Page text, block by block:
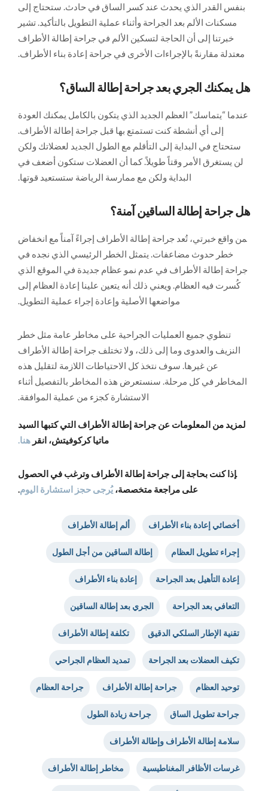
بنفس القدر الذي يحدث عند كسر الساق في حادث. ستحتاج إلى
مسكنات الألم بعد الجراحة وأثناء عملية التطويل بالتأكيد. تشير
خبرتنا إلى أن الحاجة لتسكين الألم في جراحة إطالة الأطراف
معتدلة مقارنةً بالإجراءات الأخرى في جراحة إعادة بناء الأطراف.
هل يمكنك الجري بعد جراحة إطالة الساق؟
عندما “يتماسك” العظم الجديد الذي يتكون بالكامل يمكنك العودة
إلى أي أنشطة كنت تستمتع بها قبل جراحة إطالة الأطراف.
ستحتاج في البداية إلى التأقلم مع الطول الجديد لعضلاتك ولكن
لن يستغرق الأمر وقتاً طويلاً. كما أن العضلات ستكون أضعف في
البداية ولكن مع ممارسة الرياضة ستستعيد قوتها.
هل جراحة إطالة الساقين آمنة؟
‍من واقع خبرتي، تُعد جراحة إطالة الأطراف إجراءً آمناً مع انخفاض
خطر حدوث مضاعفات. يتمثل الخطر الرئيسي الذي نجده في
جراحة إطالة الأطراف في عدم نمو عظام جديدة في الموقع الذي
كُسرت فيه العظام. ويعني ذلك أنه يتعين علينا إعادة العظام إلى
مواضعها الأصلية وإعادة إجراء عملية التطويل.
تنطوي جميع العمليات الجراحية على مخاطر عامة مثل خطر
النزيف والعدوى وما إلى ذلك، ولا تختلف جراحة إطالة الأطراف
عن غيرها. سوف نتخذ كل الاحتياطات اللازمة لتقليل هذه
المخاطر في كل مرحلة. سنستعرض هذه المخاطر بالتفصيل أثناء
الاستشارة كجزء من عملية الموافقة.
لمزيد من المعلومات عن جراحة إطالة الأطراف التي كتبها السيد
ماتيا كركوفيتش، انقر هنا.
‍إذا كنت بحاجة إلى جراحة إطالة الأطراف وترغب في الحصول
على مراجعة متخصصة،يُرجى حجز استشارة اليوم.
أخصائي إعادة بناء الأطراف ألم إطالة الأطراف
إجراء تطويل العظام إطالة الساقين من أجل الطول
إعادة التأهيل بعد الجراحة إعادة بناء الأطراف
التعافي بعد الجراحة الجري بعد إطالة الساقين
تقنية الإطار السلكي الدقيق تكلفة إطالة الأطراف
تكيف العضلات بعد الجراحة تمديد العظام الجراحي
توحيد العظام جراحة إطالة الأطراف جراحة العظام
جراحة تطويل الساق جراحة زيادة الطول
سلامة إطالة الأطراف وإطالة الأطراف
غرسات الأظافر المغناطيسية مخاطر إطالة الأطراف